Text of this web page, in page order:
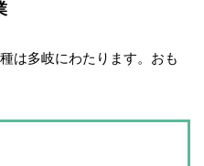
は多岐にわたります。おも